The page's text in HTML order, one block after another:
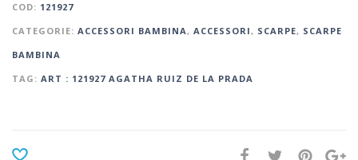
COD: 121927
CATEGORIE: ACCESSORI BAMBINA, ACCESSORI, SCARPE, SCARPE
BAMBINA
TAG: ART : 121927 AGATHA RUIZ DE LA PRADA